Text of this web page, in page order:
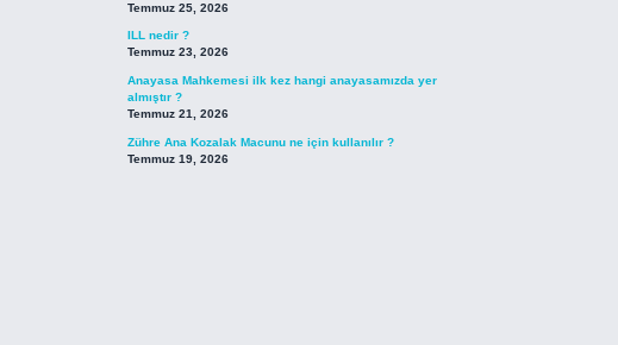
Temmuz 25, 2026
ILL nedir ?
Temmuz 23, 2026
Anayasa Mahkemesi ilk kez hangi anayasamızda yer
almıştır ?
Temmuz 21, 2026
Zühre Ana Kozalak Macunu ne için kullanılır ?
Temmuz 19, 2026